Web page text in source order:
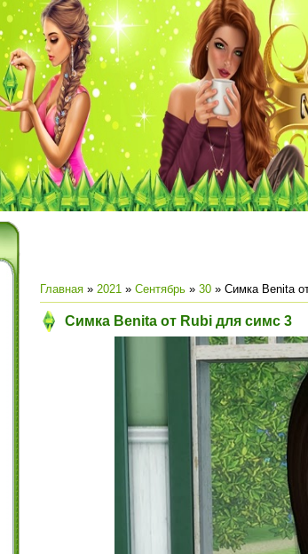
Главная » 2021 » Сентябрь » 30 » Симка Benita
Симка Benita от Rubi для симс 3